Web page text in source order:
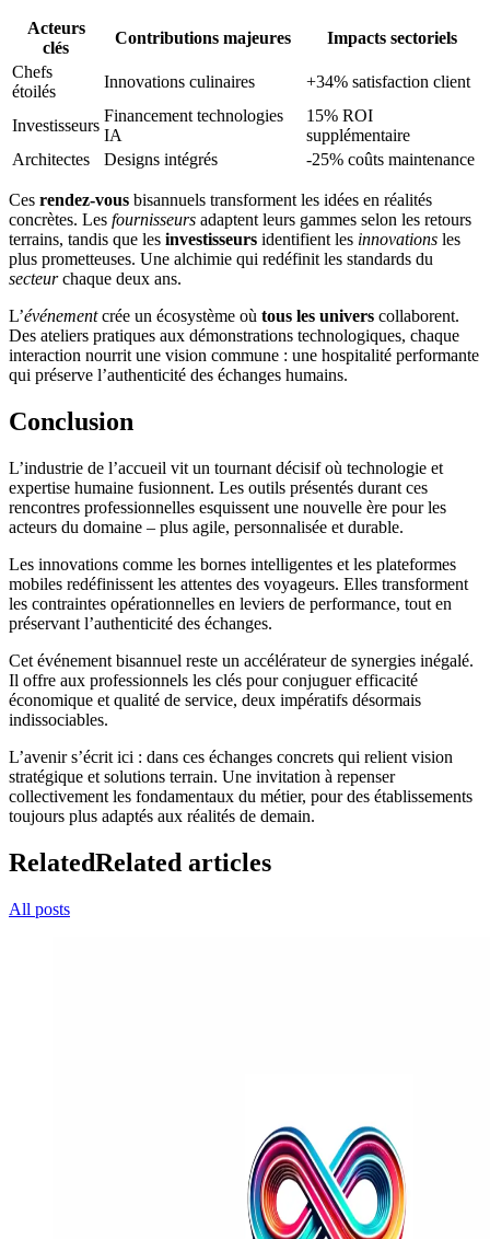
Acteurs
clés
Contributions majeures
Impacts sectoriels
Chefs
étoilés
Innovations culinaires +34% satisfaction client
Investisseurs
Financement technologies
IA
15% ROI
supplémentaire
Architectes
Designs intégrés -25% coûts maintenance
Ces rendez-vous bisannuels transforment les idées en réalités
concrètes. Les fournisseurs adaptent leurs gammes selon les retours
terrains, tandis que les investisseurs identifient les innovations les
plus prometteuses. Une alchimie qui redéfinit les standards du
secteurchaque deux ans.
L’événementcrée un écosystème où tous les univers collaborent.
Des ateliers pratiques aux démonstrations technologiques, chaque
interaction nourrit une vision commune : une hospitalité performante
qui préserve l’authenticité des échanges humains.
Conclusion
L’industrie de l’accueil vit un tournant décisif où technologie et
expertise humaine fusionnent. Les outils présentés durant ces
rencontres professionnelles esquissent une nouvelle ère pour les
acteurs du domaine – plus agile, personnalisée et durable.
Les innovations comme les bornes intelligentes et les plateformes
mobiles redéfinissent les attentes des voyageurs. Elles transforment
les contraintes opérationnelles en leviers de performance, tout en
préservant l’authenticité des échanges.
Cet événement bisannuel reste un accélérateur de synergies inégalé.
Il offre aux professionnels les clés pour conjuguer efficacité
économique et qualité de service, deux impératifs désormais
indissociables.
L’avenir s’écrit ici : dans ces échanges concrets qui relient vision
stratégique et solutions terrain. Une invitation à repenser
collectivement les fondamentaux du métier, pour des établissements
toujours plus adaptés aux réalités de demain.
RelatedRelated articles
All posts